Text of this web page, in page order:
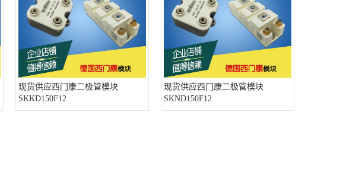
现货供应西门康二极管模块
SKKD150F12
现货供应西门康二极管模块
SKND150F12